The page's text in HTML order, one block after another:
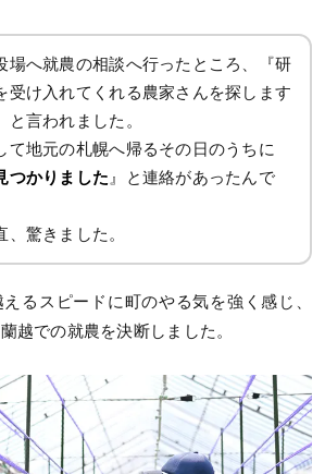
場へ就農の相談へ行ったところ、『研
受け入れてくれる農家さんを探します
と言われました。
て地元の札幌へ帰るその日のうちに
つかりました 』と連絡があったんで
、驚きました。
るスピードに町のやる気を強く感じ、
越での就農を決断しました。